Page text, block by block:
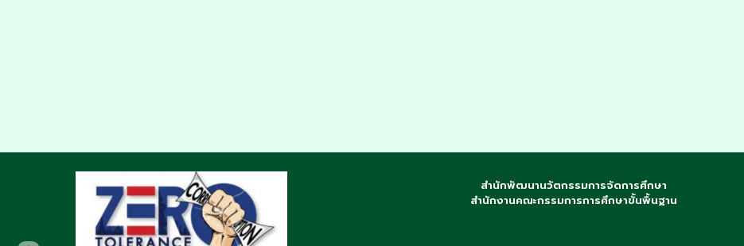
สำนักพัฒนานวัตกรรมการจัดการศึกษา
สำนักงานคณะกรรมการการศึกษาขั้นพื้นฐาน